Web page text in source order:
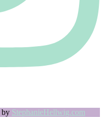
by StephanieHellwig.com